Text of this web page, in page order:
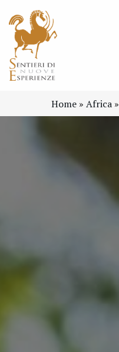
Home » Africa »